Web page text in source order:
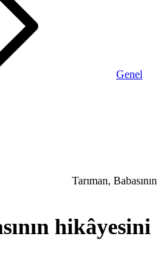
Genel
Tarıman, Babasının
hikâyesini